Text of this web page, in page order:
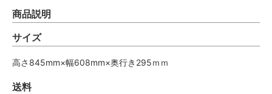
商品説明
サイズ
高さ845mm×幅608mm×奥行き295ｍｍ
送料